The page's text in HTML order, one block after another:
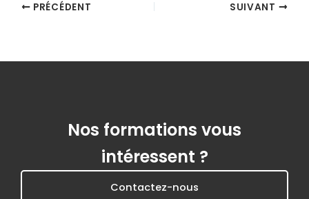
PRÉCÉDENT SUIVANT
Nos formations vous
intéressent ?
Contactez-nous